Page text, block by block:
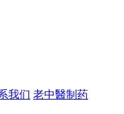
我们 老中醫制药